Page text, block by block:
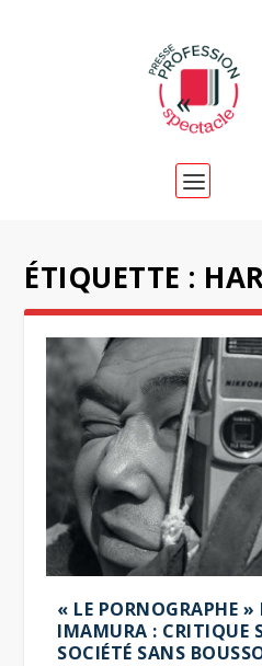
ÉTIQUETTE :
« LE PORNOGRAPHE »
IMAMURA : CRITIQUE
SOCIÉTÉ SANS